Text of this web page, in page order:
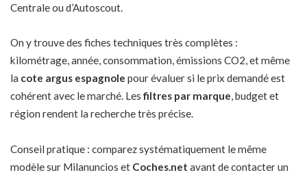
Centrale ou d’Autoscout.
On y trouve des fiches techniques très complètes :
kilométrage, année, consommation, émissions CO2, et même
la cote argus espagnole pour évaluer si le prix demandé est
cohérent avec le marché. Lesfiltres par marque, budget et
région rendent la recherche très précise.
Conseil pratique : comparez systématiquement le même
modèle sur Milanuncios et Coches.net avant de contacter un